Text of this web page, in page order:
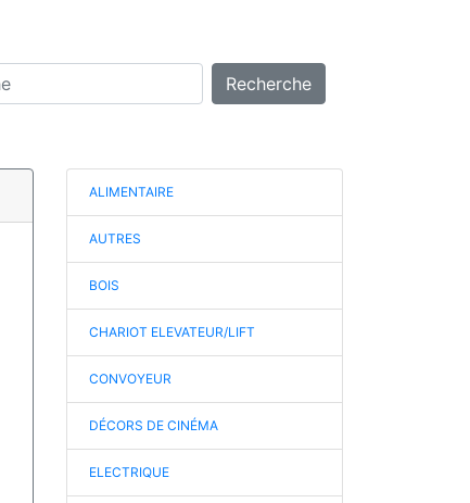
Recherche
ALIMENTAIRE
AUTRES
BOIS
CHARIOT ELEVATEUR/LIFT
CONVOYEUR
DÉCORS DE CINÉMA
ELECTRIQUE